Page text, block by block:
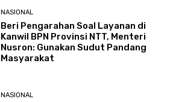
NASIONAL
Beri Pengarahan Soal Layanan di
Kanwil BPN Provinsi NTT, Menteri
Nusron: Gunakan Sudut Pandang
Masyarakat
NASIONAL